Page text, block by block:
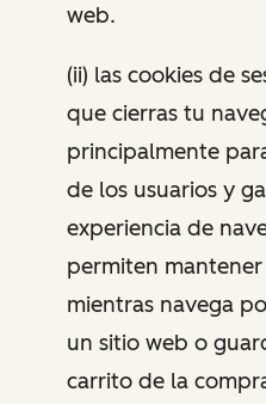
web.
(ii) las cookies de
que cierras tu
principalmente
de los usuarios y
experiencia de
permiten
mientras navega
un sitio web o
carrito de la